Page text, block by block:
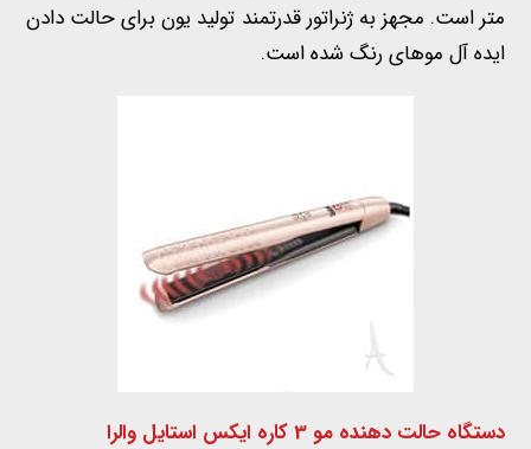
متر است. مجهز به ژنراتور قدرتمند تولید یون برای حالت دادن
ایده آل موهای رنگ شده است.
دستگاه حالت دهنده مو 3 کاره ایکس استایل والرا